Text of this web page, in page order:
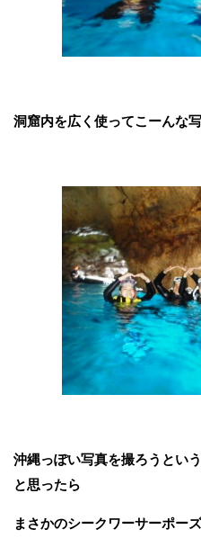
洞窟内を広く使ってこーんな
沖縄っぽい写真を撮ろうとい
と思ったら
まさかのシークワーサーポー